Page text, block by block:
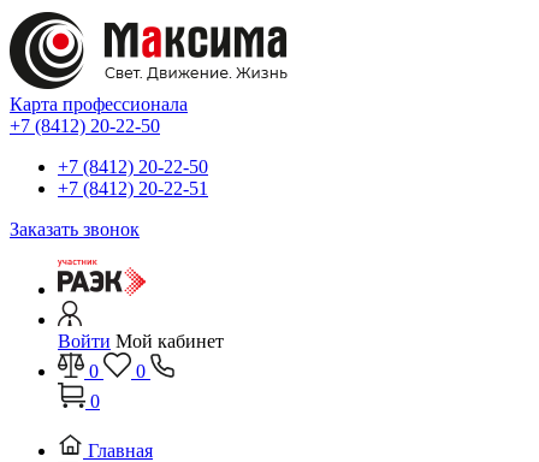
Карта профессионала
+7 (8412) 20-22-50
+7 (8412) 20-22-50
+7 (8412) 20-22-51
Заказать звонок
Войти Мой кабинет
0
0
0
Главная